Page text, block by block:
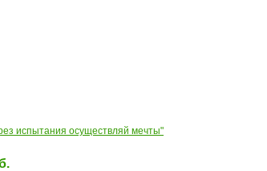
испытания осуществляй мечты"